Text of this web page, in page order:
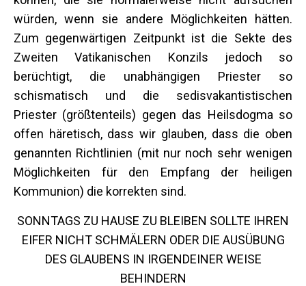
würden, wenn sie andere Möglichkeiten hätten.
Zum gegenwärtigen Zeitpunkt ist die Sekte des
Zweiten Vatikanischen Konzils jedoch so
berüchtigt, die unabhängigen Priester so
schismatisch und die sedisvakantistischen
Priester (größtenteils) gegen das Heilsdogma so
offen häretisch, dass wir glauben, dass die oben
genannten Richtlinien (mit nur noch sehr wenigen
Möglichkeiten für den Empfang der heiligen
Kommunion) die korrekten sind.
SONNTAGS ZU HAUSE ZU BLEIBEN SOLLTE IHREN
EIFER NICHT SCHMÄLERN ODER DIE AUSÜBUNG
DES GLAUBENS IN IRGENDEINER WEISE
BEHINDERN